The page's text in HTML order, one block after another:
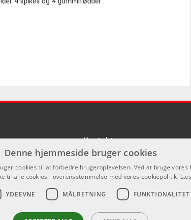
Kontakt
Som privatperson kan du ikke købe på
hjemmeside, alt salg foregår gennem
info@emnordic.dk
Denne hjemmeside bruger cookies
cookies til at forbedre brugeroplevelsen. Ved at bruge vores
til alle cookies i overensstemmelse med vores cookiepolitik.
YDEEVNE MÅLRETNING FUNKTIONALITET